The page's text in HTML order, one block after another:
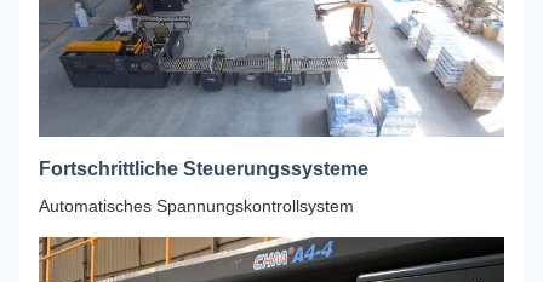
Fortschrittliche Steuerungssysteme
Automatisches Spannungskontrollsystem